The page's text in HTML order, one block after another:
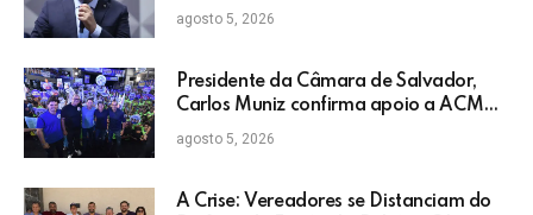
agosto 5, 2026
Presidente da Câmara de Salvador,
Carlos Muniz confirma apoio a ACM
Neto: “Irei lutar voto a voto na sua
campanha”
agosto 5, 2026
A Crise: Vereadores se Distanciam do